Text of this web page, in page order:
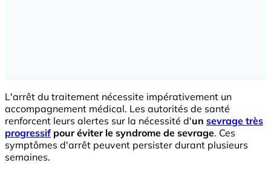
L'arrêt du traitement nécessite impérativement un
accompagnement médical. Les autorités de santé
renforcent leurs alertes sur la nécessité d'un sevrage très
progressifpour éviter le syndrome de sevrage. Ces
symptômes d'arrêt peuvent persister durant plusieurs
semaines.